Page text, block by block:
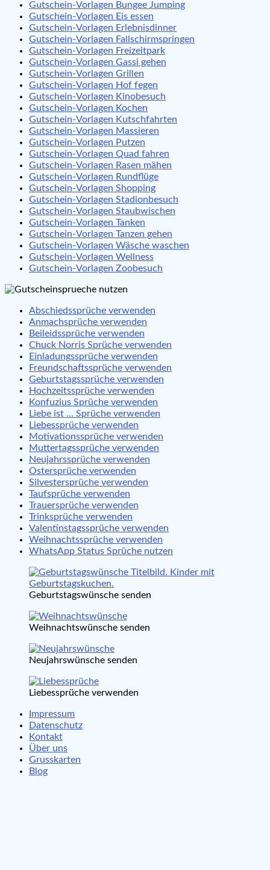
Gutschein-Vorlagen Bungee Jumping
Gutschein-Vorlagen Eis essen
Gutschein-Vorlagen Erlebnisdinner
Gutschein-Vorlagen Fallschirmspringen
Gutschein-Vorlagen Freizeitpark
Gutschein-Vorlagen Gassi gehen
Gutschein-Vorlagen Grillen
Gutschein-Vorlagen Hof fegen
Gutschein-Vorlagen Kinobesuch
Gutschein-Vorlagen Kochen
Gutschein-Vorlagen Kutschfahrten
Gutschein-Vorlagen Massieren
Gutschein-Vorlagen Putzen
Gutschein-Vorlagen Quad fahren
Gutschein-Vorlagen Rasen mähen
Gutschein-Vorlagen Rundflüge
Gutschein-Vorlagen Shopping
Gutschein-Vorlagen Stadionbesuch
Gutschein-Vorlagen Staubwischen
Gutschein-Vorlagen Tanken
Gutschein-Vorlagen Tanzen gehen
Gutschein-Vorlagen Wäsche waschen
Gutschein-Vorlagen Wellness
Gutschein-Vorlagen Zoobesuch
Abschiedssprüche verwenden
Anmachsprüche verwenden
Beileidssprüche verwenden
Chuck Norris Sprüche verwenden
Einladungssprüche verwenden
Freundschaftssprüche verwenden
Geburtstagssprüche verwenden
Hochzeitssprüche verwenden
Konfuzius Sprüche verwenden
Liebe ist … Sprüche verwenden
Liebessprüche verwenden
Motivationssprüche verwenden
Muttertagssprüche verwenden
Neujahrssprüche verwenden
Ostersprüche verwenden
Silvestersprüche verwenden
Taufsprüche verwenden
Trauersprüche verwenden
Trinksprüche verwenden
Valentinstagssprüche verwenden
Weihnachtssprüche verwenden
WhatsApp Status Sprüche nutzen
Geburtstagswünsche senden
Weihnachtswünsche senden
Neujahrswünsche senden
Liebessprüche verwenden
Impressum
Datenschutz
Kontakt
Über uns
Grusskarten
Blog